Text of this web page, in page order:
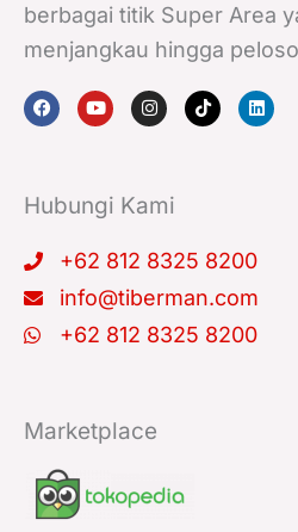
berbagai titik Super Area
menjangkau hingga
a
c
e
k
o
u
t
n
s
t
a
m
i
k
t
i
n
k
Hubungi Kami
+62 812 8325 8200
info@tiberman.com
+62 812 8325 8200
Marketplace